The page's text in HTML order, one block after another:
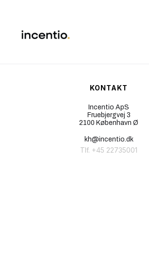
KONTAKT
Incentio ApS
Fruebjergvej 3
2100 København Ø
kh@incentio.dk
Tlf. +45 22735001